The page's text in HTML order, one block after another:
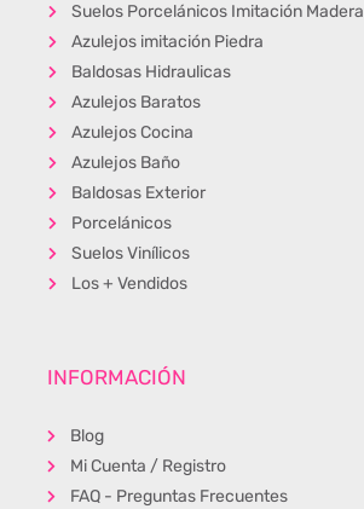
Suelos Porcelánicos Imitación Madera
Azulejos imitación Piedra
Baldosas Hidraulicas
Azulejos Baratos
Azulejos Cocina
Azulejos Baño
Baldosas Exterior
Porcelánicos
Suelos Vinílicos
Los + Vendidos
INFORMACIÓN
Blog
Mi Cuenta / Registro
FAQ - Preguntas Frecuentes